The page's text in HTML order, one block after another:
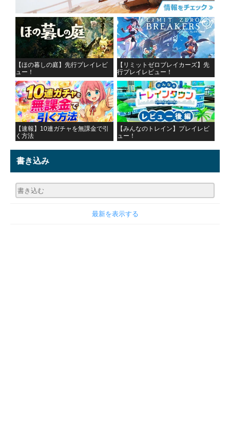
【ほの暮しの庭】先行プレイレビ
ュー！
【リミットゼロブレイカーズ】先
行プレイレビュー！
【速報】10連ガチャを無課金で引
く方法
【みんなのトレイン】プレイレビ
ュー！
書き込み
最新を表示する